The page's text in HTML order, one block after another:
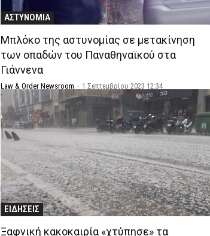
ΑΣΤΥΝΟΜΙΑ
Μπλόκο της αστυνομίας σε μετακίνηση
των οπαδών του Παναθηναϊκού στα
Γιάννενα
Law & Order Newsroom - 1 Σεπτεμβρίου 2023 12:34
ΕΙΔΗΣΕΙΣ
Ξαφνική κακοκαιρία «χτύπησε» τα